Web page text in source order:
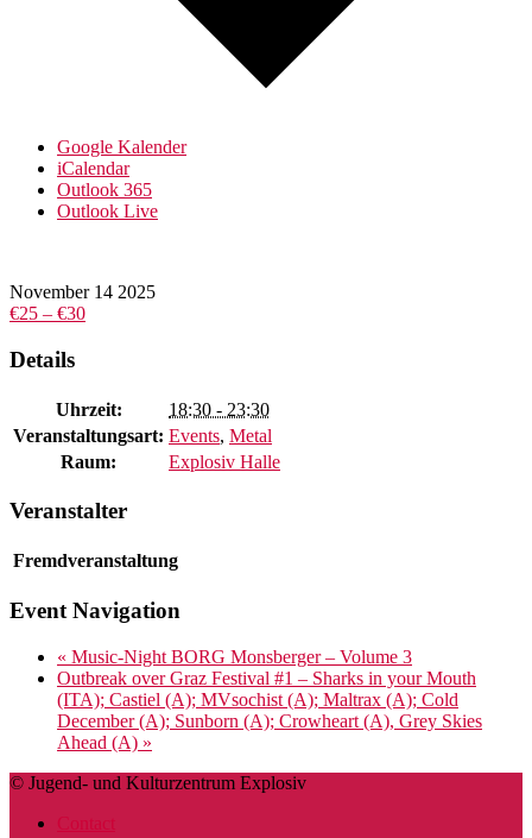
Google Kalender
iCalendar
Outlook 365
Outlook Live
November 14 2025
€25 – €30
Details
Uhrzeit:
18:30 - 23:30
Veranstaltungsart: Events, Metal
Raum:
Explosiv Halle
Veranstalter
Fremdveranstaltung
Event Navigation
« Music-Night BORG Monsberger – Volume 3
Outbreak over Graz Festival #1 – Sharks in your Mouth
(ITA); Castiel (A); MVsochist (A); Maltrax (A); Cold
December (A); Sunborn (A); Crowheart (A), Grey Skies
Ahead (A) »
© Jugend- und Kulturzentrum Explosiv
Contact